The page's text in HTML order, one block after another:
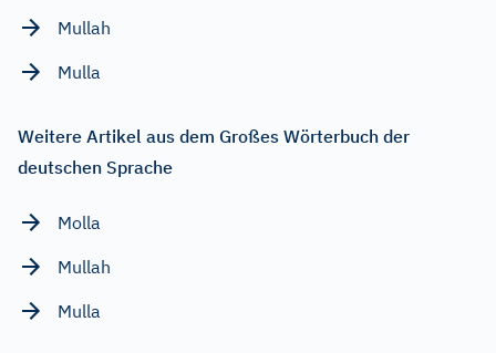
Mullah
Mulla
Weitere Artikel aus dem Großes Wörterbuch der
deutschen Sprache
Molla
Mullah
Mulla